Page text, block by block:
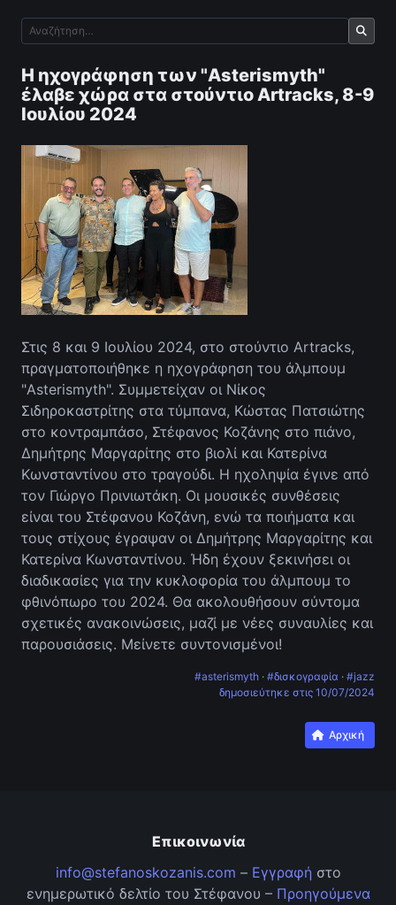
Η ηχογράφηση των "Asterismyth"
έλαβε χώρα στα στούντιο Artracks, 8-9
Ιουλίου 2024
Στις 8 και 9 Ιουλίου 2024, στο στούντιο Artracks,
πραγματοποιήθηκε η ηχογράφηση του άλμπουμ
"Asterismyth". Συμμετείχαν οι Νίκος
Σιδηροκαστρίτης στα τύμπανα, Κώστας Πατσιώτης
στο κοντραμπάσο, Στέφανος Κοζάνης στο πιάνο,
Δημήτρης Μαργαρίτης στο βιολί και Κατερίνα
Κωνσταντίνου στο τραγούδι. Η ηχοληψία έγινε από
τον Γιώργο Πρινιωτάκη. Οι μουσικές συνθέσεις
είναι του Στέφανου Κοζάνη, ενώ τα ποιήματα και
τους στίχους έγραψαν οι Δημήτρης Μαργαρίτης και
Κατερίνα Κωνσταντίνου. Ήδη έχουν ξεκινήσει οι
διαδικασίες για την κυκλοφορία του άλμπουμ το
φθινόπωρο του 2024. Θα ακολουθήσουν σύντομα
σχετικές ανακοινώσεις, μαζί με νέες συναυλίες και
παρουσιάσεις. Μείνετε συντονισμένοι!
#asterismyth · #δισκογραφία · #jazz
δημοσιεύτηκε στις 10/07/2024
Αρχική
Επικοινωνία
info@stefanoskozanis.com – Εγγραφήστο
ενημερωτικό δελτίο του Στέφανου – Προηγούμενα